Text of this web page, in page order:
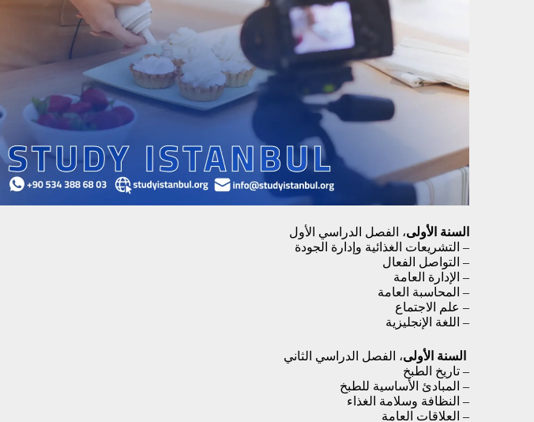
السنة الأولى، الفصل الدراسي الأول
– التشريعات الغذائية وإدارة الجودة
– التواصل الفعال
– الإدارة العامة
– المحاسبة العامة
– علم الاجتماع
– اللغة الإنجليزية
السنة الأولى، الفصل الدراسي الثاني
– تاريخ الطبخ
– المبادئ الأساسية للطبخ
– النظافة وسلامة الغذاء
– العلاقات العامة